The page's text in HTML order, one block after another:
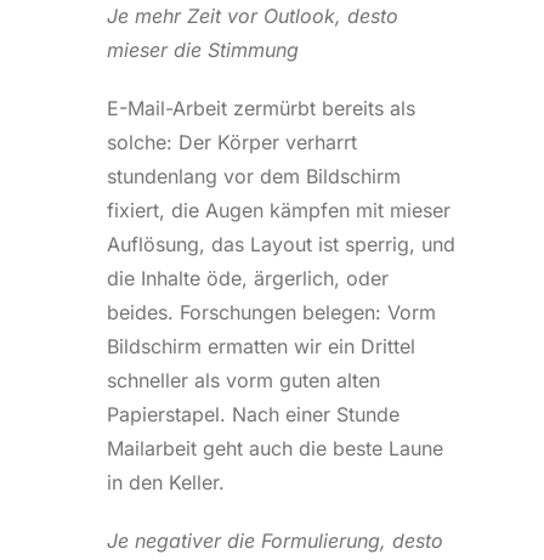
Je mehr Zeit vor Outlook, desto
mieser die Stimmung
E-Mail-Arbeit zermürbt bereits als
solche: Der Körper verharrt
stundenlang vor dem Bildschirm
fixiert, die Augen kämpfen mit mieser
Auflösung, das Layout ist sperrig, und
die Inhalte öde, ärgerlich, oder
beides. Forschungen belegen: Vorm
Bildschirm ermatten wir ein Drittel
schneller als vorm guten alten
Papierstapel. Nach einer Stunde
Mailarbeit geht auch die beste Laune
in den Keller.
Je negativer die Formulierung, desto